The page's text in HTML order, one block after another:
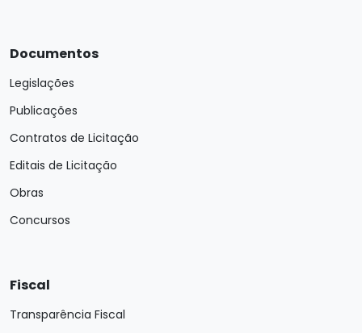
Documentos
Legislações
Publicações
Contratos de Licitação
Editais de Licitação
Obras
Concursos
Fiscal
Transparência Fiscal